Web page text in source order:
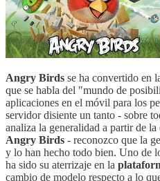
Angry Birds se ha convertido en
que se habla del "mundo de
aplicaciones en el móvil para los
servidor disiente un tanto - sobre
analiza la generalidad a partir de
Angry Birds - reconozco que la
y lo han hecho todo bien. Uno de
ha sido su aterrizaje en la
cambio de modelo respecto a lo